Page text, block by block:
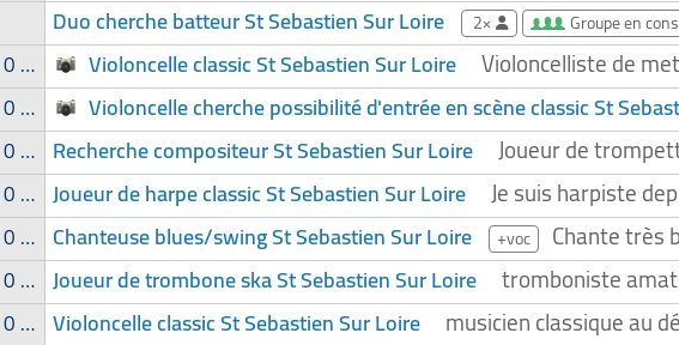
Duo cherche batteur St Sebastien Sur Loire 2× Groupe en
dans 0 groupe Violoncelle classic St Sebastien Sur Loire Violoncelliste de
dans 0 groupe Violoncelle cherche possibilité d'entrée en scène classic St
dans 0 groupe Recherche compositeur St Sebastien Sur Loire Joueur de
dans 0 groupe Joueur de harpe classic St Sebastien Sur Loire Je suis harpiste
dans 0 groupe Chanteuse blues/swing St Sebastien Sur Loire +voc Chante très
dans 0 groupe Joueur de trombone ska St Sebastien Sur Loire tromboniste
dans 0 groupe Violoncelle classic St Sebastien Sur Loire musicien classique au